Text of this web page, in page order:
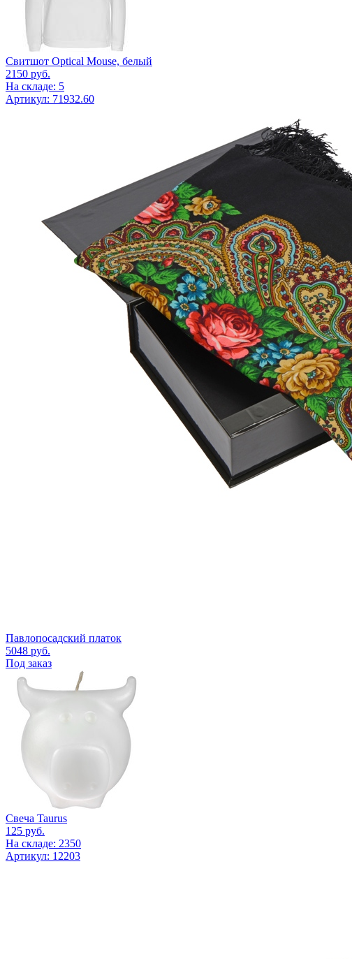
Свитшот Optical Mouse, белый
2150 руб.
На складе: 5
Артикул: 71932.60
Павлопосадский платок
5048 руб.
Под заказ
Свеча Taurus
125 руб.
На складе: 2350
Артикул: 12203